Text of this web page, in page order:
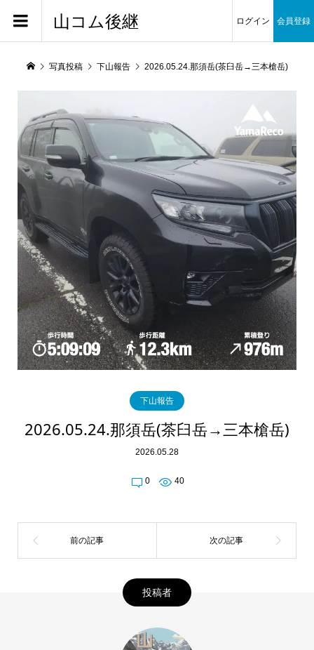
山コム後継 ログイン 会員登録
写真投稿 下山報告 2026.05.24.那須岳(茶臼岳→三本槍岳)
下山報告
2026.05.24.那須岳(茶臼岳→三本槍岳)
2026.05.28
0 40
投稿者